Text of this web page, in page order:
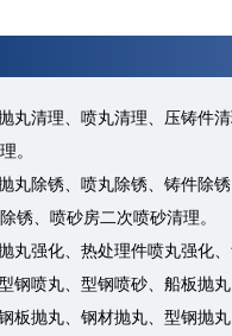
丸清理、喷丸清理、压铸件
。
丸除锈、喷丸除锈、铸件除
锈、喷砂房二次喷砂清理。
丸强化、热处理件喷丸强化、
钢喷丸、型钢喷砂、船板抛丸
板抛丸、钢材抛丸、型钢抛丸